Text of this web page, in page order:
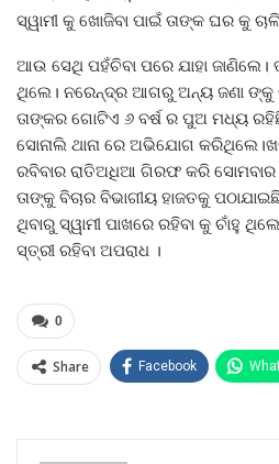
ସ୍ୱାମୀ କୁ ଖୋଜିବା ପାଇଁ ତାଙ୍କ ଘର କୁ
ଆଉ ସେଥି ପହଁଚିବା ପରେ ଯାହା ଜାଣିଲେ।
ଥିଲେ। ନରେନ୍ଦ୍ର ଆଗରୁ ଅନ୍ୟ ଜଣା
ତାଙ୍କର ଗୋଟିଏ ୬ ବର୍ଷ ର ପୁଅ ମଧ୍ୟ
ସୋନାଲି ଥାନା ରେ ଅଭିଯୋଗ
ରବିବାର ରାତିଅଧିଆ ଗିରଫ କରି ସୋମବାର
ତାଙ୍କୁ ବିଚାର ବିଭାଗୀୟ ହାଜତକୁ
ଥିବାରୁ ସ୍ୱାମୀ ପାଖରେ ରହିବା କୁ ଚାଁହୁ
ସ୍ତ୍ରୀ ରହିବା ଅପରାଧ ।
0
Share Facebook